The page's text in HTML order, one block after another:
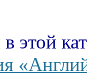
этой